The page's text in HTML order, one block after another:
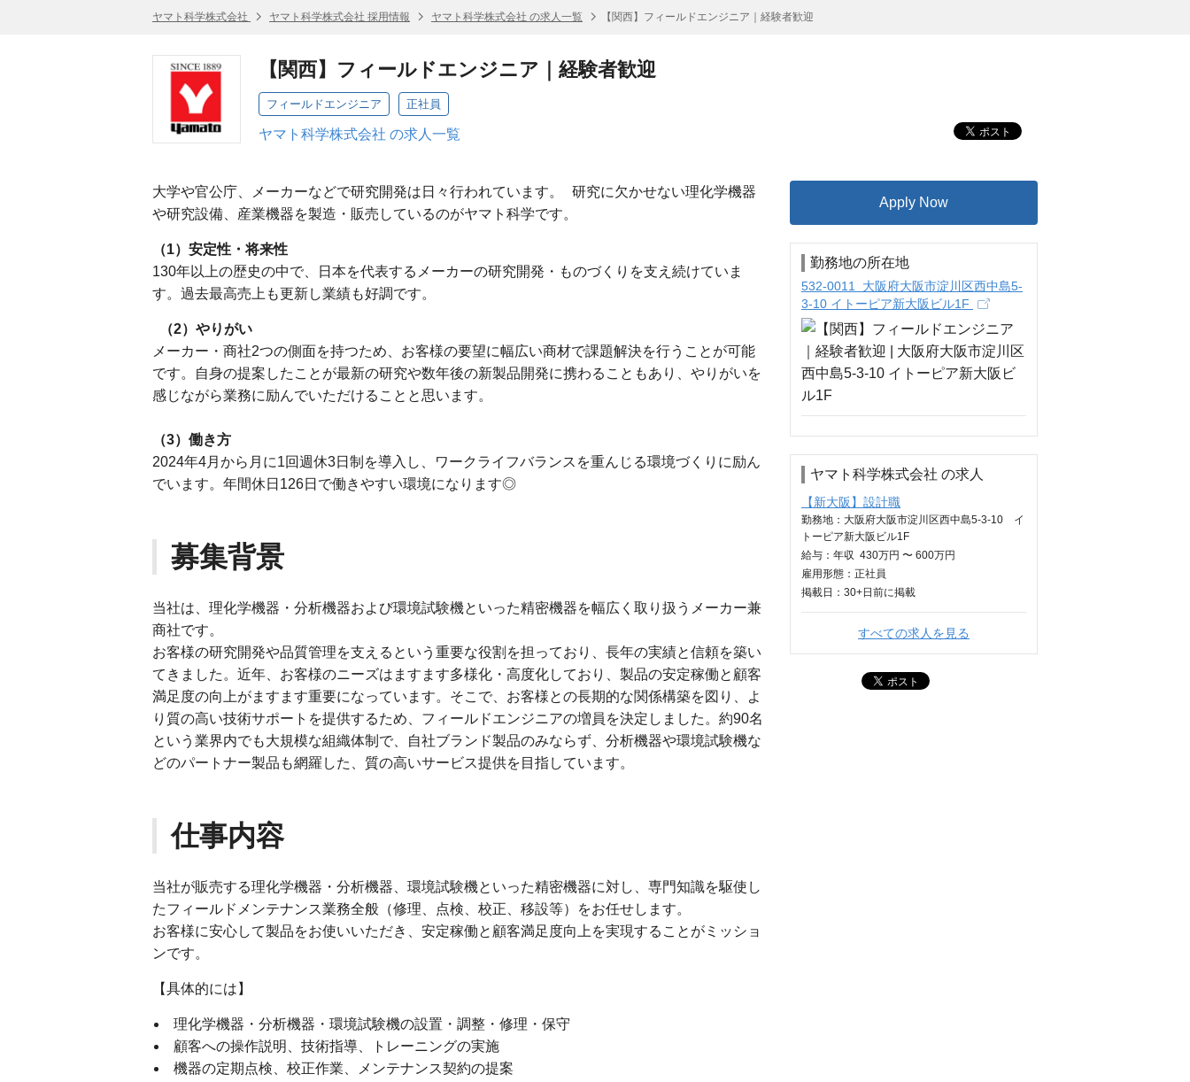
ヤマト科学株式会社 ヤマト科学株式会社 採用情報 ヤマト科学株式会社 の求人一覧 【関西】フィールドエンジニア｜経験者歓迎
【関西】フィールドエンジニア｜経験者歓迎
フィールドエンジニア 正社員
ヤマト科学株式会社 の求人一覧
大学や官公庁、メーカーなどで研究開発は日々行われています。 研究に欠かせない理化学機器
や研究設備、産業機器を製造・販売しているのがヤマト科学です。
（1）安定性・将来性
130年以上の歴史の中で、日本を代表するメーカーの研究開発・ものづくりを支え続けていま
す。過去最高売上も更新し業績も好調です。
（2）やりがい
メーカー・商社2つの側面を持つため、お客様の要望に幅広い商材で課題解決を行うことが可能
です。自身の提案したことが最新の研究や数年後の新製品開発に携わることもあり、やりがいを
感じながら業務に励んでいただけることと思います。
（3）働き方
2024年4月から月に1回週休3日制を導入し、ワークライフバランスを重んじる環境づくりに励ん
でいます。年間休日126日で働きやすい環境になります◎
募集背景
当社は、理化学機器・分析機器および環境試験機といった精密機器を幅広く取り扱うメーカー兼
商社です。
お客様の研究開発や品質管理を支えるという重要な役割を担っており、長年の実績と信頼を築い
てきました。近年、お客様のニーズはますます多様化・高度化しており、製品の安定稼働と顧客
満足度の向上がますます重要になっています。そこで、お客様との長期的な関係構築を図り、よ
り質の高い技術サポートを提供するため、フィールドエンジニアの増員を決定しました。約90名
という業界内でも大規模な組織体制で、自社ブランド製品のみならず、分析機器や環境試験機な
どのパートナー製品も網羅した、質の高いサービス提供を目指しています。
仕事内容
当社が販売する理化学機器・分析機器、環境試験機といった精密機器に対し、専門知識を駆使し
たフィールドメンテナンス業務全般（修理、点検、校正、移設等）をお任せします。
お客様に安心して製品をお使いいただき、安定稼働と顧客満足度向上を実現することがミッショ
ンです。
【具体的には】
理化学機器・分析機器・環境試験機の設置・調整・修理・保守
顧客への操作説明、技術指導、トレーニングの実施
機器の定期点検、校正作業、メンテナンス契約の提案
Apply Now
勤務地の所在地
532-0011 大阪府大阪市淀川区西中島5-
3-10 イトーピア新大阪ビル1F
ヤマト科学株式会社 の求人
【新大阪】設計職
勤務地：大阪府大阪市淀川区西中島5-3-10 イ
トーピア新大阪ビル1F
給与： 年収 430万円 〜 600万円
雇用形態：正社員
掲載日： 30+日 前に掲載
すべての求人を見る